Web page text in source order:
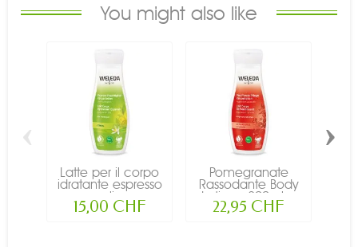
You might also like
Latte per il corpo
idratante espresso
agli...
15,00 CHF
Pomegranate
Rassodante Body
Lotion - 200ml...
22,95 CHF
‹ ›